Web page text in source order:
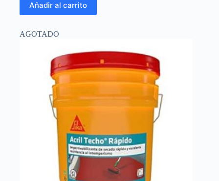
Añadir al carrito
AGOTADO